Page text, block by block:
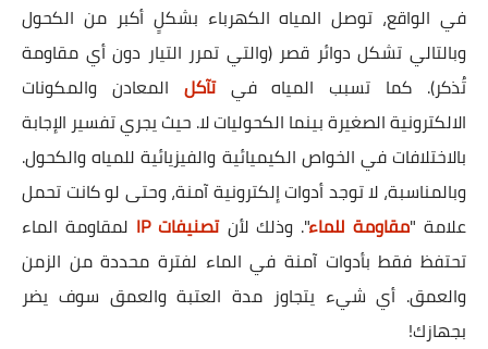
في الواقع، توصل المياه الكهرباء بشكلٍ أكبر من الكحول
وبالتالي تشكل دوائر قصر (والتي تمرر التيار دون أي مقاومة
تُذكر). كما تسبب المياه فيتآكل المعادن والمكونات
الالكترونية الصغيرة بينما الكحوليات لا. حيث يجري تفسير الإجابة
بالاختلافات في الخواص الكيميائية والفيزيائية للمياه والكحول.
وبالمناسبة، لا توجد أدوات إلكترونية آمنة، وحتى لو كانت تحمل
علامة "مقاومة للماء". وذلك لأنتصنيفات IP
لمقاومة الماء
تحتفظ فقط بأدوات آمنة في الماء لفترة محددة من الزمن
والعمق. أي شيء يتجاوز مدة العتبة والعمق سوف يضر
بجهازك!